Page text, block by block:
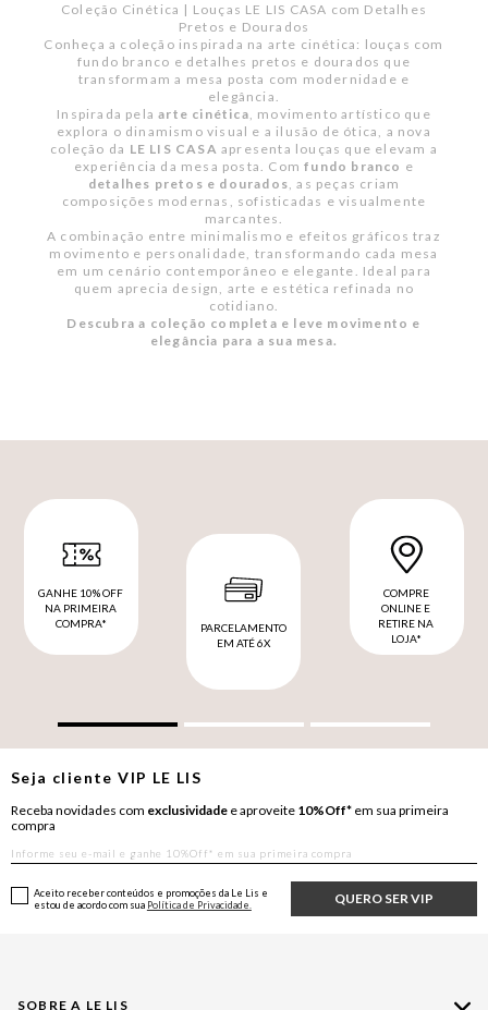
Coleção Cinética | Louças LE LIS CASA com Detalhes
Pretos e Dourados
Conheça a coleção inspirada na arte cinética: louças com
fundo branco e detalhes pretos e dourados que
transformam a mesa posta com modernidade e
elegância.
Inspirada pelaarte cinética, movimento artístico que
explora o dinamismo visual e a ilusão de ótica, a nova
coleção da LE LIS CASA apresenta louças que elevam a
experiência da mesa posta. Comfundo branco e
detalhes pretos e dourados, as peças criam
composições modernas, sofisticadas e visualmente
marcantes.
A combinação entre minimalismo e efeitos gráficos traz
movimento e personalidade, transformando cada mesa
em um cenário contemporâneo e elegante. Ideal para
quem aprecia design, arte e estética refinada no
cotidiano.
Descubra a coleção completa e leve movimento e
elegância para a sua mesa.
GANHE 10% OFF
NA PRIMEIRA
COMPRA*
PARCELAMENTO
EM ATÉ 6X
COMPRE
ONLINE E
RETIRE NA
LOJA*
Seja clienteVIP LE LIS
Receba novidades com exclusividade e aproveite 10%Off* em sua primeira
compra
QUERO SER VIP
Aceito receber conteúdos e promoções da Le Lis e
estou de acordo com sua Política de Privacidade.
SOBRE A LE LIS